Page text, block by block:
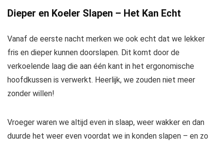
Dieper en Koeler Slapen – Het Kan Echt
Vanaf de eerste nacht merken we ook echt dat we lekker
fris en dieper kunnen doorslapen. Dit komt door de
verkoelende laag die aan één kant in het ergonomische
hoofdkussen is verwerkt. Heerlijk, we zouden niet meer
zonder willen!
Vroeger waren we altijd even in slaap, weer wakker en dan
duurde het weer even voordat we in konden slapen – en zo